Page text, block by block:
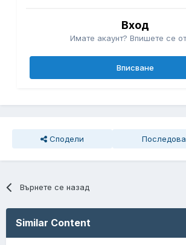
Вход
Имате акаунт? Впишете се
Вписване
Сподели
Върнете се назад
Similar Content